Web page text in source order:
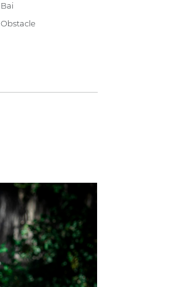
Bai
Obstacle